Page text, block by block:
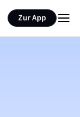
Zur App